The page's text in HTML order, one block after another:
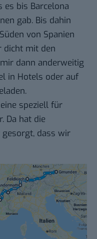
es bis Barcelona
gab. Bis dahin
von Spanien
dicht mit den
dann anderweitig
in Hotels oder auf
speziell für
Da hat die
dass wir